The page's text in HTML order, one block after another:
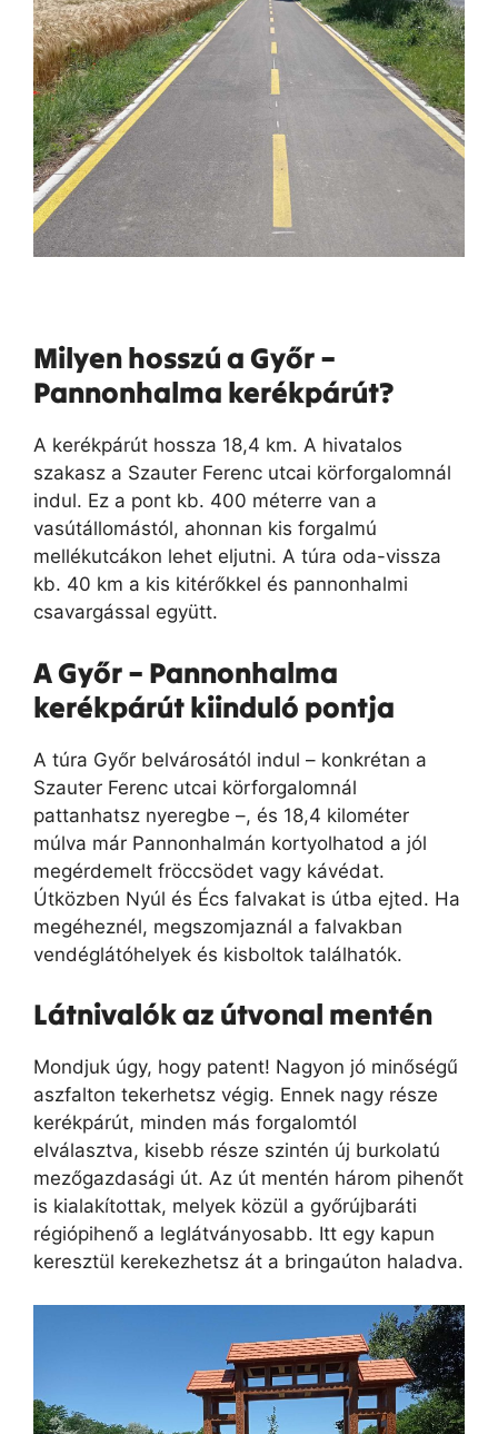
Milyen hosszú a Győr –
Pannonhalma kerékpárút?
A kerékpárút hossza 18,4 km. A hivatalos
szakasz a Szauter Ferenc utcai körforgalomnál
indul. Ez a pont kb. 400 méterre van a
vasútállomástól, ahonnan kis forgalmú
mellékutcákon lehet eljutni. A túra oda-vissza
kb. 40 km a kis kitérőkkel és pannonhalmi
csavargással együtt.
A Győr – Pannonhalma
kerékpárút kiinduló pontja
A túra Győr belvárosától indul – konkrétan a
Szauter Ferenc utcai körforgalomnál
pattanhatsz nyeregbe –, és 18,4 kilométer
múlva már Pannonhalmán kortyolhatod a jól
megérdemelt fröccsödet vagy kávédat.
Útközben Nyúl és Écs falvakat is útba ejted. Ha
megéheznél, megszomjaznál a falvakban
vendéglátóhelyek és kisboltok találhatók.
Látnivalók az útvonal mentén
Mondjuk úgy, hogy patent! Nagyon jó minőségű
aszfalton tekerhetsz végig. Ennek nagy része
kerékpárút, minden más forgalomtól
elválasztva, kisebb része szintén új burkolatú
mezőgazdasági út. Az út mentén három pihenőt
is kialakítottak, melyek közül a győrújbaráti
régiópihenő a leglátványosabb. Itt egy kapun
keresztül kerekezhetsz át a bringaúton haladva.